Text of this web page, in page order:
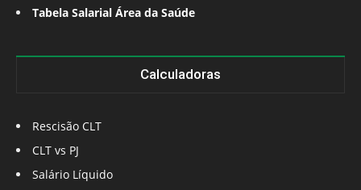
Tabela Salarial Área da Saúde
Calculadoras
Rescisão CLT
CLT vs PJ
Salário Líquido